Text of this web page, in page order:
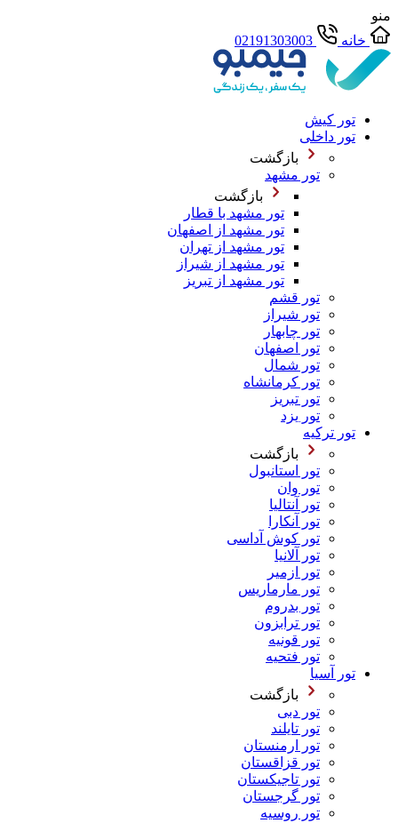
منو
خانه
02191303003
تور کیش
تور داخلی
بازگشت
تور مشهد
بازگشت
تور مشهد با قطار
تور مشهد از اصفهان
تور مشهد از تهران
تور مشهد از شیراز
تور مشهد از تبریز
تور قشم
تور شیراز
تور چابهار
تور اصفهان
تور شمال
تور کرمانشاه
تور تبریز
تور یزد
تور ترکیه
بازگشت
تور استانبول
تور وان
تور آنتالیا
تور آنکارا
تور کوش آداسی
تور آلانیا
تور ازمیر
تور مارماریس
تور بدروم
تور ترابزون
تور قونیه
تور فتحیه
تور آسیا
بازگشت
تور دبی
تور تایلند
تور ارمنستان
تور قزاقستان
تور تاجیکستان
تور گرجستان
تور روسیه